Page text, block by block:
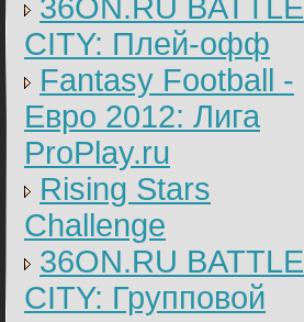
36ON.RU BATTLE
CITY: Плей-офф
Fantasy Football -
Евро 2012: Лига
ProPlay.ru
Rising Stars
Challenge
36ON.RU BATTLE
CITY: Групповой